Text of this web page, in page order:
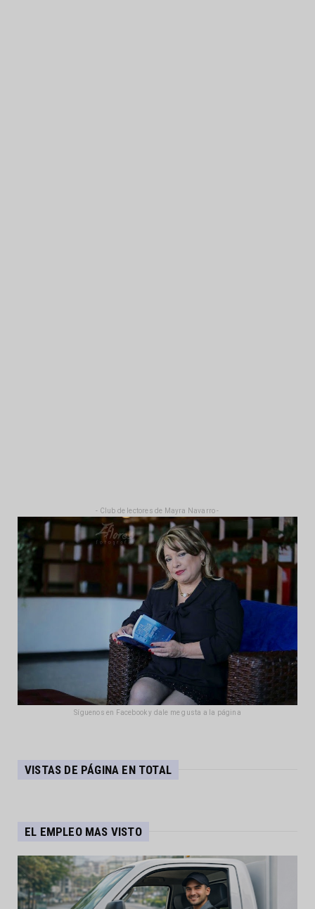
- Club de lectores de Mayra Navarro -
Síguenos en Facebook y dale me gusta a la página
VISTAS DE PÁGINA EN TOTAL
EL EMPLEO MAS VISTO